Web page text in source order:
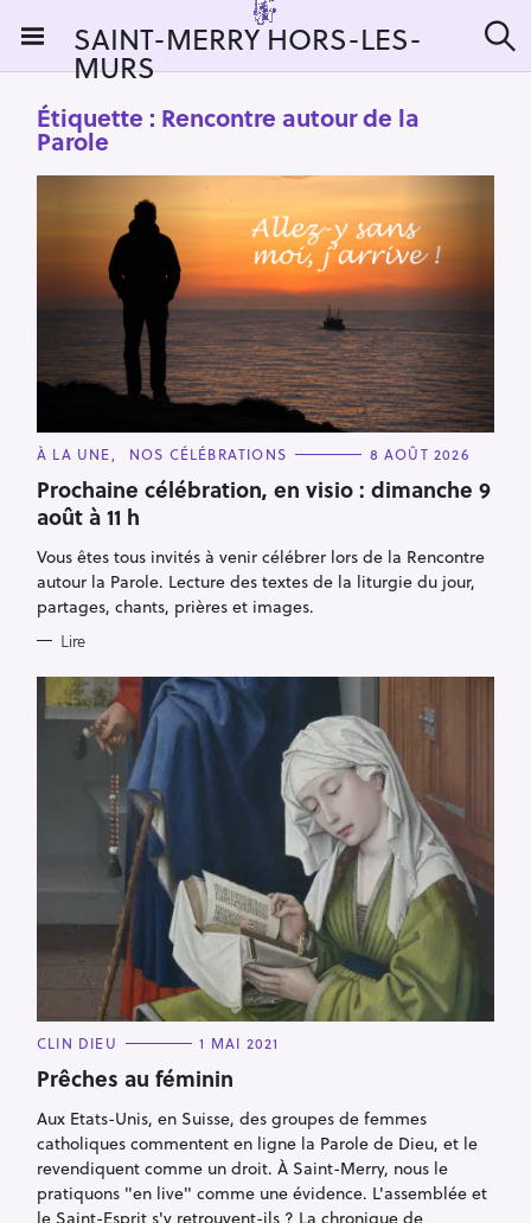
i
SAINT-MERRY HORS-LES-
MURS e
Étiquette : Rencontre autour de la
Parole
C
T
E
G
O
I
E
S
À LA UNE NOS CÉLÉBRATIONS 8 AOÛT 2026
Prochaine célébration, en visio : dimanche 9
août à 11 h
Vous êtes tous invités à venir célébrer lors de la Rencontre
autour la Parole. Lecture des textes de la liturgie du jour,
partages, chants, prières et images.
Lire
C
T
E
O
I
E
S
CLIN DIEU 1 MAI 2021
Prêches au féminin
Aux Etats-Unis, en Suisse, des groupes de femmes
catholiques commentent en ligne la Parole de Dieu, et le
revendiquent comme un droit. À Saint-Merry, nous le
pratiquons "en live" comme une évidence. L'assemblée et
le Saint-Esprit s'y retrouvent-ils ? La chronique de